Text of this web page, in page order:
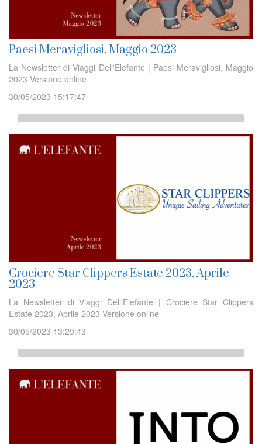
Paesi Meravigliosi, Maggio 2023
La Newsletter di Viaggi Dell'Elefante | Paesi Meravigliosi, Maggio
2023 Versione online
30/05/2023 15:17:47
Crociere Star Clippers Estate 2023, Aprile
2023
La Newsletter di Viaggi Dell'Elefante | Crociere Star Clippers
Estate 2023, Aprile 2023 Versione online
30/05/2023 13:29:43